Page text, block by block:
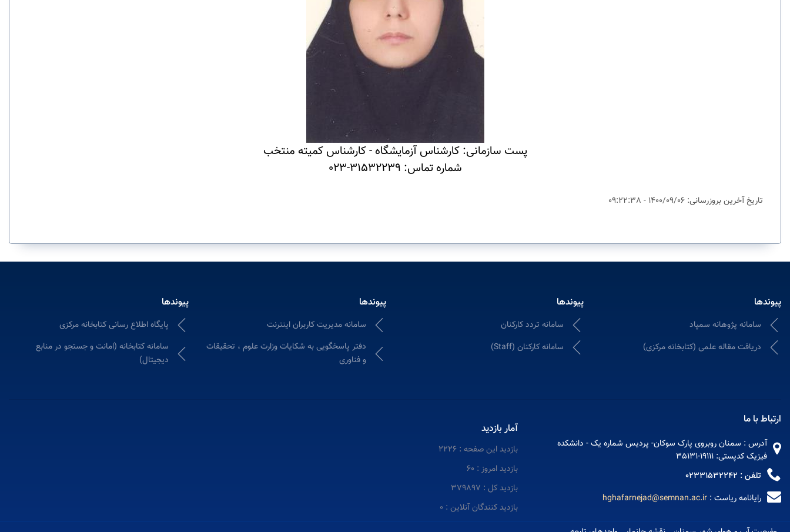
پست سازمانی: کارشناس آزمایشگاه - کارشناس کمیته منتخب
شماره تماس: 31532239-023
تاریخ آخرین بروزرسانی: 1400/09/06 - 09:22:38
پیوندها
سامانه پژوهانه سمپاد
دریافت مقاله علمی (کتابخانه مرکزی)
پیوندها
سامانه تردد کارکنان
سامانه کارکنان (Staff)
پیوندها
سامانه مدیریت کاربران اینترنت
دفتر پاسخگویی به شکایات وزارت علوم ، تحقیقات
و فناوری
پیوندها
پایگاه اطلاع رسانی کتابخانه مرکزی
سامانه کتابخانه (امانت و جستجو در منابع
دیجیتال)
ارتباط با ما
آدرس : سمنان روبروی پارک سوکان- پردیس شماره یک - دانشکده
فیزیک کدپستی: 19111-35131
تلفن : 02331532242
رایانامه ریاست : hghafarnejad@semnan.ac.ir
آمار بازدید
بازدید این صفحه : 2226
بازدید امروز : 60
بازدید کل : 379897
بازدید کنندگان آنلاین : 0